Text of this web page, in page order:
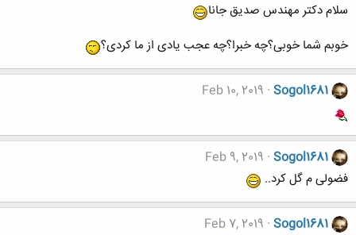
سلام دکتر مهندس صدیق جانا
خوبم شما خوبی؟چه خبرا؟چه عجب یادی از ما کردی؟
Sogol1681
Feb 10, 2019
Sogol1681
Feb 9, 2019
فضولی م گل کرد..
Sogol1681
Feb 7, 2019